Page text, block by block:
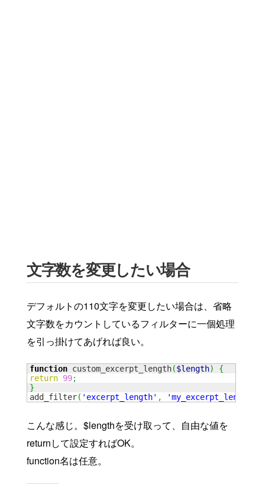
文字数を変更したい場合
デフォルトの110文字を変更したい場合は、省略
文字数をカウントしているフィルターに一個処理
を引っ掛けてあげれば良い。
function custom_excerpt_length($length)
{
return 99;
}
add_filter( 'excerpt_length' , 'my_excerpt_length'
こんな感じ。$lengthを受け取って、自由な値を
returnして設定すればOK。
function名は任意。